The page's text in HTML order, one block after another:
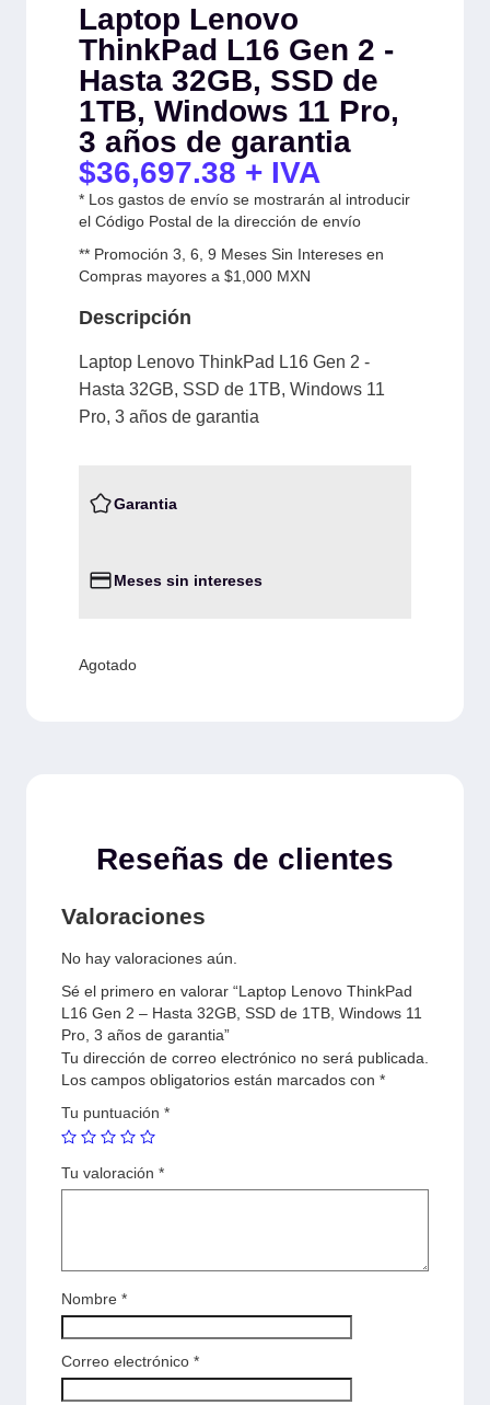
Laptop Lenovo
ThinkPad L16 Gen 2 -
Hasta 32GB, SSD de
1TB, Windows 11 Pro,
3 años de garantia
$36,697.38 + IVA
* Los gastos de envío se mostrarán al introducir
el Código Postal de la dirección de envío
** Promoción 3, 6, 9 Meses Sin Intereses en
Compras mayores a $1,000 MXN
Descripción
Laptop Lenovo ThinkPad L16 Gen 2 -
Hasta 32GB, SSD de 1TB, Windows 11
Pro, 3 años de garantia
Garantia
Meses sin intereses
Agotado
Reseñas de clientes
Valoraciones
No hay valoraciones aún.
Sé el primero en valorar “Laptop Lenovo ThinkPad
L16 Gen 2 – Hasta 32GB, SSD de 1TB, Windows 11
Pro, 3 años de garantia”
Tu dirección de correo electrónico no será publicada.
Los campos obligatorios están marcados con *
Tu puntuación *
Tu valoración *
Nombre *
Correo electrónico *